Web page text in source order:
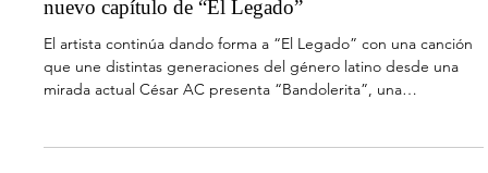
hace 5 días
César AC reúne a Toro y Fuego en “Bandolerita”, el